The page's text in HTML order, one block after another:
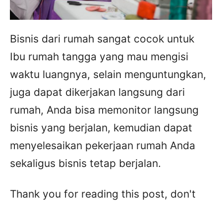
Bisnis dari rumah sangat cocok untuk
Ibu rumah tangga yang mau mengisi
waktu luangnya, selain menguntungkan,
juga dapat dikerjakan langsung dari
rumah, Anda bisa memonitor langsung
bisnis yang berjalan, kemudian dapat
menyelesaikan pekerjaan rumah Anda
sekaligus bisnis tetap berjalan.
Thank you for reading this post, don't